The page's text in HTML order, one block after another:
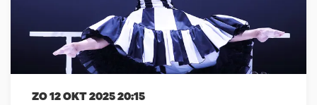
ZO 12 OKT 202520:15